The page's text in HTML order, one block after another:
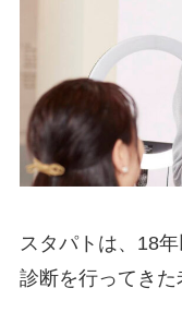
スタパトは、18
診断を行ってきた